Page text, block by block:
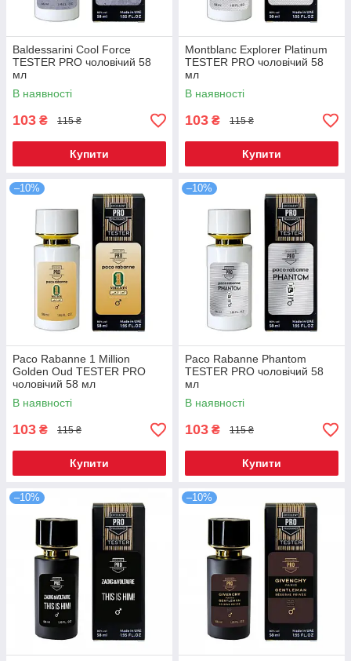
Baldessarini Cool Force
ТESTER PRO чоловічий 58
мл
В наявності
103 ₴ 115 ₴
Купити
Montblanc Explorer Platinum
TESTER PRO чоловічий 58
мл
В наявності
103 ₴ 115 ₴
Купити
–10%
Paco Rabanne 1 Million
Golden Oud TESTER PRO
чоловічий 58 мл
В наявності
103 ₴ 115 ₴
Купити
–10%
Paco Rabanne Phantom
TESTER PRO чоловічий 58
мл
В наявності
103 ₴ 115 ₴
Купити
–10% –10%